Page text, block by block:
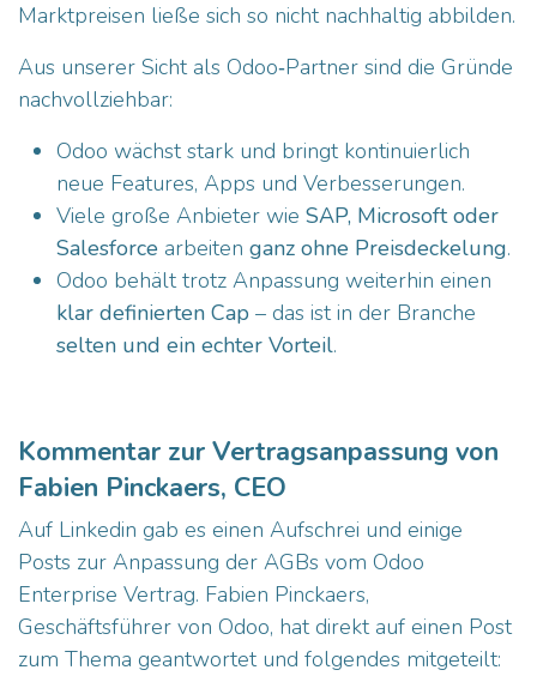
Marktpreisen ließe sich so nicht nachhaltig abbilden.
Aus unserer Sicht als Odoo‑Partner sind die Gründe
nachvollziehbar:
Odoo wächst stark und bringt kontinuierlich
neue Features, Apps und Verbesserungen.
Viele große Anbieter wie SAP, Microsoft oder
Salesforce arbeiten ganz ohne Preisdeckelung.
Odoo behält trotz Anpassung weiterhin einen
klar definierten Cap – das ist in der Branche
selten und ein echter Vorteil.
Kommentar zur Vertragsanpassung von
Fabien Pinckaers, CEO
Auf Linkedin gab es einen Aufschrei und einige
Posts zur Anpassung der AGBs vom Odoo
Enterprise Vertrag. Fabien Pinckaers,
Geschäftsführer von Odoo, hat direkt auf einen Post
zum Thema geantwortet und folgendes mitgeteilt: